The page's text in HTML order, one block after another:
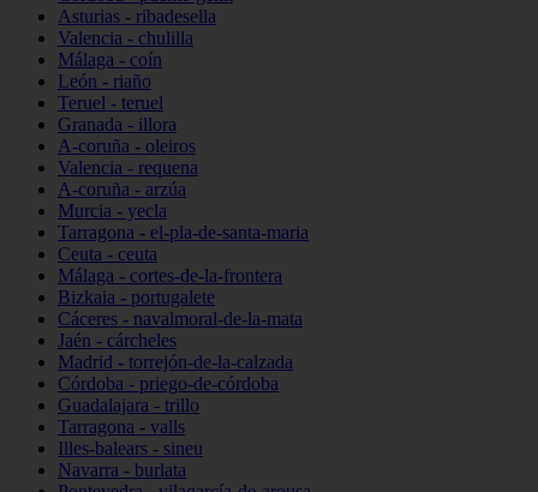
Asturias - ribadesella
Valencia - chulilla
Málaga - coín
León - riaño
Teruel - teruel
Granada - illora
A-coruña - oleiros
Valencia - requena
A-coruña - arzúa
Murcia - yecla
Tarragona - el-pla-de-santa-maria
Ceuta - ceuta
Málaga - cortes-de-la-frontera
Bizkaia - portugalete
Cáceres - navalmoral-de-la-mata
Jaén - cárcheles
Madrid - torrejón-de-la-calzada
Córdoba - priego-de-córdoba
Guadalajara - trillo
Tarragona - valls
Illes-balears - sineu
Navarra - burlata